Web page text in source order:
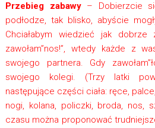
Przebieg zabawy– Dobierzcie
podłodze, tak blisko, abyście
Chciałabym wiedzieć jak
zawołam”nos!”, wtedy każde z
swojego partnera. Gdy
swojego kolegi. (Trzy latki
następujące części ciała: ręce,
nogi, kolana, policzki, broda, nos,
czasu można proponować